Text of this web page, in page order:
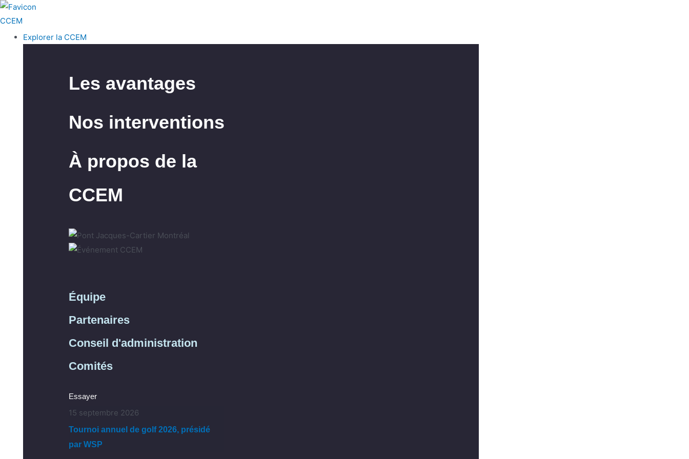
Explorer la CCEM
Les avantages
Nos interventions
À propos de la
CCEM
Équipe
Partenaires
Conseil d'administration
Comités
Essayer
15 septembre 2026
Tournoi annuel de golf 2026, présidé
par WSP